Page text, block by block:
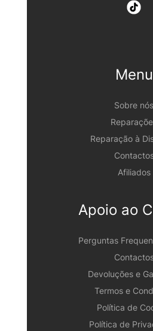
Menu
Sobre nós
Reparação à
Afiliados
Apoio ao
Perguntas
Devoluções e
Termos e
Política de
Política de